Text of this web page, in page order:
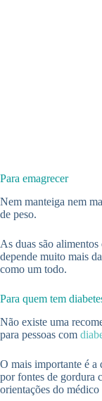
Para emagrecer
Nem manteiga nem
de peso.
As duas são
depende muito mais
como um todo.
Para quem tem
Não existe uma
para pessoas com
O mais importante é a
por fontes de gordura
orientações do médico